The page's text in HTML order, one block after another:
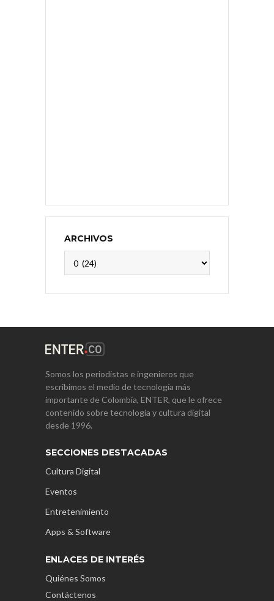
ARCHIVOS
Somos los periodistas e ingenieros que
escribimos el medio de tecnología más
importante de Colombia, ENTER, que le ofrece
contenido sobre tecnología y cultura digital
desde 1996.
SECCIONES DESTACADAS
Cultura Digital
Eventos
Entretenimiento
Apps & Software
ENLACES DE INTERÉS
Quiénes Somos
Contáctenos